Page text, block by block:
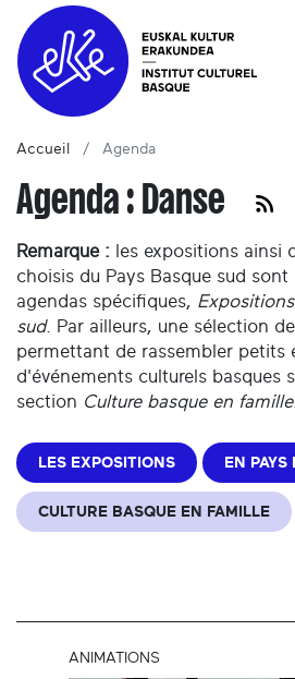
Accueil Agenda
Agenda : Danse
Remarque :
les expositions ainsi
choisis du Pays Basque sud sont
agendas spécifiques, Expositions
sud. Par ailleurs, une sélection
permettant de rassembler petits
d'événements culturels basques
section Culture basque en famille.
LES EXPOSITIONS EN PAYS
CULTURE BASQUE EN FAMILLE
ANIMATIONS